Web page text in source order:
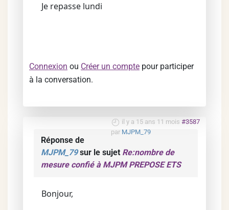
Je repasse lundi
Connexion ou Créer un compte pour participer
à la conversation.
il y a 15 ans 11 mois #3587
par MJPM_79
Réponse de
MJPM_79sur le sujet Re:nombre de
mesure confié à MJPM PREPOSE ETS
Bonjour,